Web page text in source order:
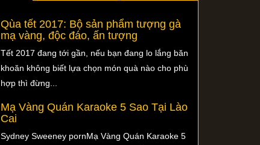
Qùa tết 2017: Bộ sản phẩm tượng gà
mạ vàng, độc đáo, ấn tượng
Tết 2017 đang tới gần, nếu bạn đang lo lắng băn
khoăn không biết lựa chọn món quà nào cho phù
hợp thì đừng...
Mạ Vàng Quán Karaoke 5 Sao Tại Lào
Cai
Sydney Sweeney pornMạ Vàng Quán Karaoke 5